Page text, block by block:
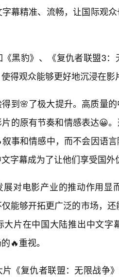
幕精准、流畅，让国际观
黑豹》、《复仇者联盟3
得观众能够更好地沉浸在影
到🌸了极大提升。高质量
的原有节奏和情感表达😀
事和情感中，而不会因语
字幕成为了让他们享受国外
展对电影产业的推动作用显
能够开拓更广泛的市场，
大片在中国大陆推出中文字
🔥重视。
《复仇者联盟：无限战争